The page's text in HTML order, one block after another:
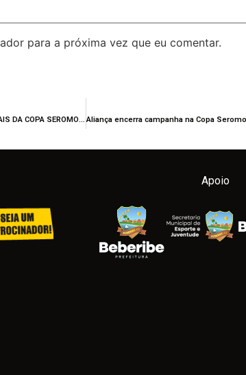
para a próxima vez que eu comentar.
ALIANÇA AFC GARANTE VAGA NAS SEMIFINAIS DA COPA SEROMO SUB-20
Apoio